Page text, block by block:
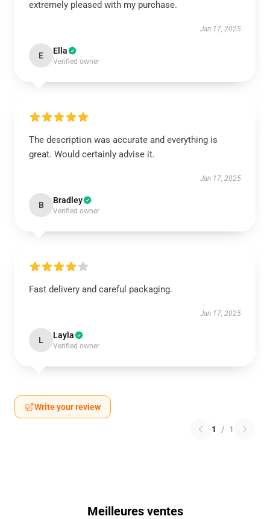
extremely pleased with my purchase.
Jan 17, 2025
E Ella
Verified owner
The description was accurate and everything is
great. Would certainly advise it.
Jan 17, 2025
B Bradley
Verified owner
Fast delivery and careful packaging.
Jan 17, 2025
L Layla
Verified owner
Write your review
1 / 1
Meilleures ventes